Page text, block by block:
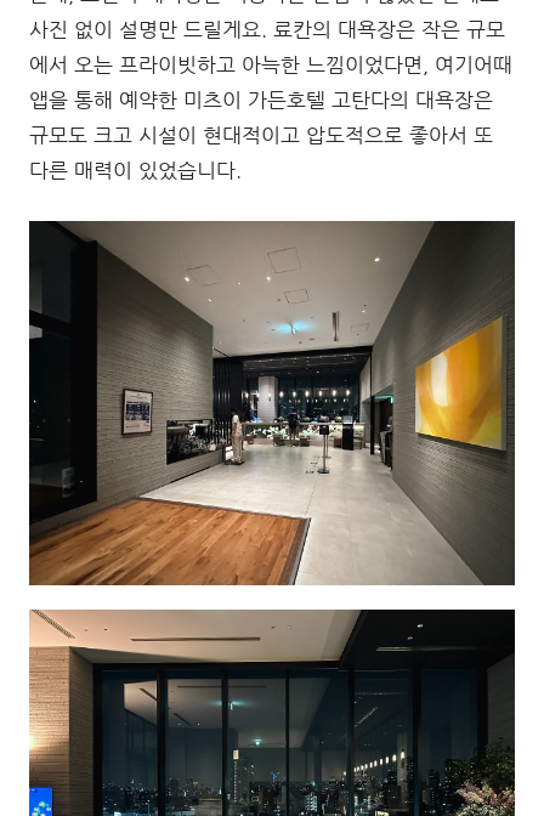
사진 없이 설명만 드릴게요. 료칸의 대욕장은 작은 규모
에서 오는 프라이빗하고 아늑한 느낌이었다면, 여기어때
앱을 통해 예약한 미츠이 가든호텔 고탄다의 대욕장은
규모도 크고 시설이 현대적이고 압도적으로 좋아서 또
다른 매력이 있었습니다.